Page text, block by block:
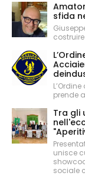
sfida
prende
Tra gli
unisce
sociale